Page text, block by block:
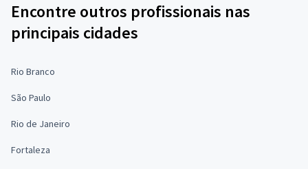
Encontre outros profissionais nas
principais cidades
Rio Branco
São Paulo
Rio de Janeiro
Fortaleza